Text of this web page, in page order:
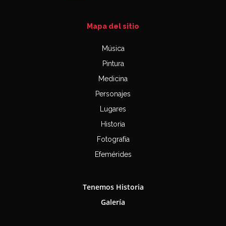
Mapa del sitio
Música
Pintura
Medicina
Personajes
Lugares
Historia
Fotografía
Efemérides
Tenemos Historia
Galería